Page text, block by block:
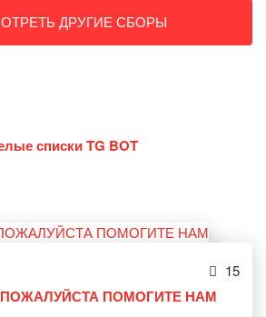
ДРУГИЕ СБОРЫ
списки TG BOT
15
ПОМОГИТЕ НАМ